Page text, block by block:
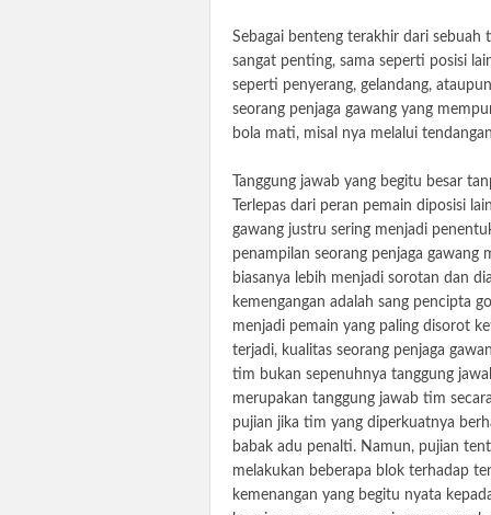
Sebagai benteng terakhir dari sebuah
sangat penting, sama seperti posisi
seperti penyerang, gelandang,
seorang penjaga gawang yang
bola mati, misal nya melalui
Tanggung jawab yang begitu besar
Terlepas dari peran pemain diposisi
gawang justru sering menjadi
penampilan seorang penjaga
biasanya lebih menjadi sorotan dan
kemengangan adalah sang pencipta
menjadi pemain yang paling disorot
terjadi, kualitas seorang penjaga
tim bukan sepenuhnya tanggung
merupakan tanggung jawab tim
pujian jika tim yang diperkuatnya
babak adu penalti. Namun, pujian
melakukan beberapa blok terhadap
kemenangan yang begitu nyata